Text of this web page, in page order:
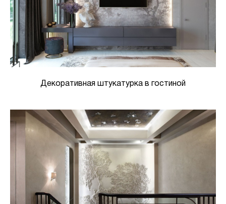
Декоративная штукатурка в гостиной